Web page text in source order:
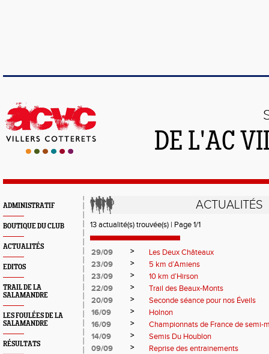
DE L'AC
ADMINISTRATIF
BOUTIQUE DU CLUB
ACTUALITÉS
EDITOS
TRAIL DE LA
SALAMANDRE
LES FOULÉES DE LA
SALAMANDRE
RÉSULTATS
ACTUALITÉS
13 actualité(s) trouvée(s) | Page 1/1
29/09 >
Les Deux Châteaux
23/09
>
5 km d’Amiens
23/09
>
10 km d’Hirson
22/09
>
Trail des Beaux-Monts
20/09
>
Seconde séance pour nos Éveils
16/09
>
Holnon
16/09
>
Championnats de France de semi-
14/09
>
Semis Du Houblon
09/09
>
Reprise des entrainements